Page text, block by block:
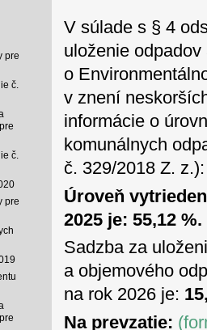
pre
č.
č.
pre
V súlade s § 4
uloženie
o
v znení
informácie o
komunálnych
č. 329/2018 Z. z.):
Úroveň
2025 je: 55,12 %.
Sadzba za
a objemového
na rok 2026 je:
Na prevzatie: